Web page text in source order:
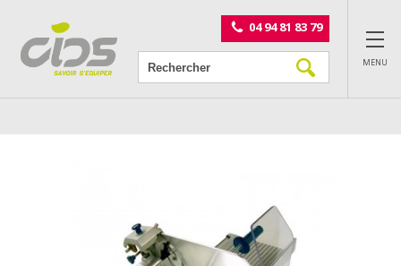
04 94 81 83 79
MENU